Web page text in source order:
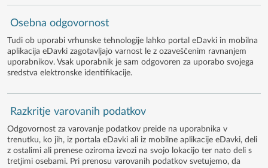
Osebna odgovornost
Tudi ob uporabi vrhunske tehnologije lahko portal eDavki in mobilna
aplikacija eDavki zagotavljajo varnost le z ozaveščenim ravnanjem
uporabnikov. Vsak uporabnik je sam odgovoren za uporabo svojega
sredstva elektronske identifikacije.
Razkritje varovanih podatkov
Odgovornost za varovanje podatkov preide na uporabnika v
trenutku, ko jih, iz portala eDavki ali iz mobilne aplikacije eDavki, deli
z ostalimi ali prenese oziroma izvozi na svojo lokacijo ter nato deli s
tretjimi osebami. Pri prenosu varovanih podatkov svetujemo, da